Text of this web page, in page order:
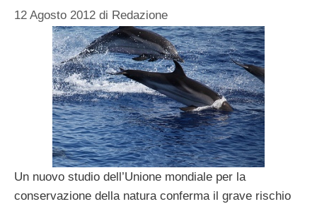
12 Agosto 2012 di Redazione
Un nuovo studio dell’Unione mondiale per la
conservazione della natura conferma il grave rischio